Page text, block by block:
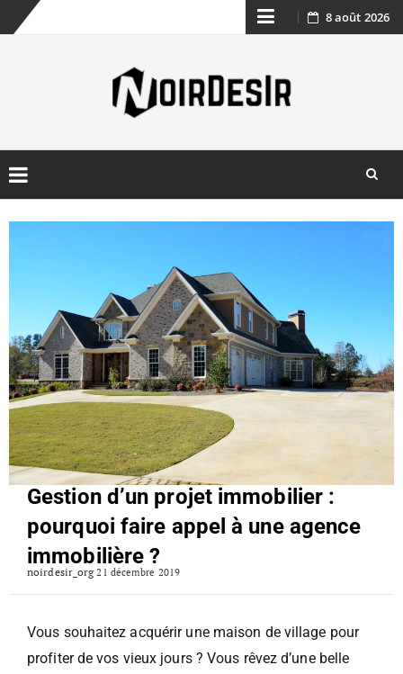
8 août 2026
Gestion d’un projet immobilier :
pourquoi faire appel à une agence
immobilière ?
noirdesir_org 21 décembre 2019
Vous souhaitez acquérir une maison de village pour
profiter de vos vieux jours ? Vous rêvez d’une belle